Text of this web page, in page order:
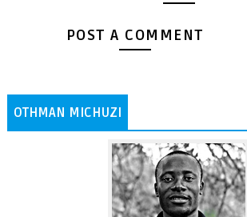
POST A COMMENT
OTHMAN MICHUZI